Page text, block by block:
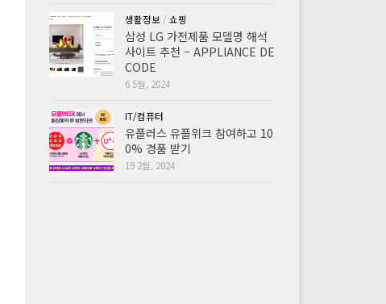
생활정보 / 쇼핑
삼성 LG 가전제품 모델명 해석
사이트 추천 – APPLIANCE DE
CODE
6 5월, 2024
IT/컴퓨터
유플러스 유플위크 참여하고 10
0% 경품 받기
19 2월, 2024